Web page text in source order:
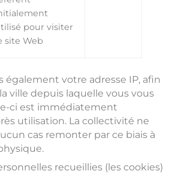
pour visiter
site Web
également votre adresse IP, afin
ville depuis laquelle vous vous
ci est immédiatement
utilisation. La collectivité ne
cas remonter par ce biais à
recueillies (les cookies)